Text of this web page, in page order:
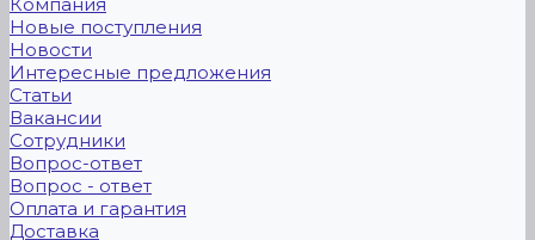
Новые поступления
Новости
Интересные предложения
Статьи
Вакансии
Сотрудники
Вопрос-ответ
Вопрос - ответ
Оплата и гарантия
Доставка